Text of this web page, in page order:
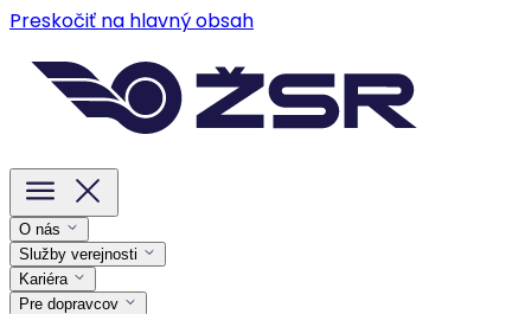
Preskočiť na hlavný obsah
O nás
Služby verejnosti
Kariéra
Pre dopravcov